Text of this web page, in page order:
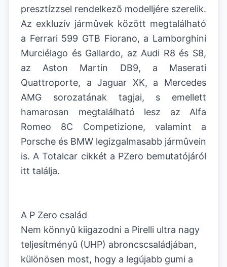
presztízzsel rendelkezõ modelljére szerelik.
Az exkluzív jármûvek között megtalálható
a Ferrari 599 GTB Fiorano, a Lamborghini
Murciélago és Gallardo, az Audi R8 és S8,
az Aston Martin DB9, a Maserati
Quattroporte, a Jaguar XK, a Mercedes
AMG sorozatának tagjai, s emellett
hamarosan megtalálható lesz az Alfa
Romeo 8C Competizione, valamint a
Porsche és BMW legizgalmasabb jármûvein
is. A Totalcar cikkét a PZero bemutatójáról
itt találja.
A P Zero család
Nem könnyû kiigazodni a Pirelli ultra nagy
teljesítményû (UHP) abroncscsaládjában,
különösen most, hogy a legújabb gumi a